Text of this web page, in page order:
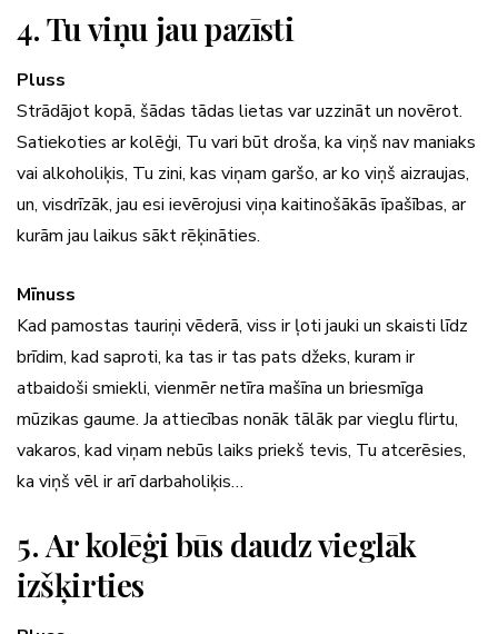
4. Tu viņu jau pazīsti
Pluss
Strādājot kopā, šādas tādas lietas var uzzināt un novērot.
Satiekoties ar kolēģi, Tu vari būt droša, ka viņš nav maniaks
vai alkoholiķis, Tu zini, kas viņam garšo, ar ko viņš aizraujas,
un, visdrīzāk, jau esi ievērojusi viņa kaitinošākās īpašības, ar
kurām jau laikus sākt rēķināties.
Mīnuss
Kad pamostas tauriņi vēderā, viss ir ļoti jauki un skaisti līdz
brīdim, kad saproti, ka tas ir tas pats džeks, kuram ir
atbaidoši smiekli, vienmēr netīra mašīna un briesmīga
mūzikas gaume. Ja attiecības nonāk tālāk par vieglu flirtu,
vakaros, kad viņam nebūs laiks priekš tevis, Tu atcerēsies,
ka viņš vēl ir arī darbaholiķis…
5. Ar kolēģi būs daudz vieglāk
izšķirties